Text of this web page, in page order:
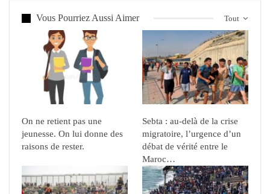
Tout
Vous Pourriez Aussi Aimer
On ne retient pas une
jeunesse. On lui donne des
raisons de rester.
Sebta : au-delà de la crise
migratoire, l’urgence d’un
débat de vérité entre le
Maroc…